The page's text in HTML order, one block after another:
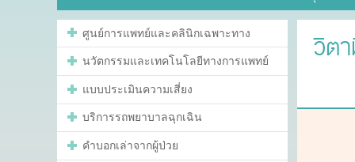
วิต
ศูนย์การแพทย์และคลินิกเฉพาะทาง
นวัตกรรมและเทคโนโลยีทางการแพทย์
แบบประเมินความเสี่ยง
บริการรถพยาบาลฉุกเฉิน
คำบอกเล่าจากผู้ป่วย